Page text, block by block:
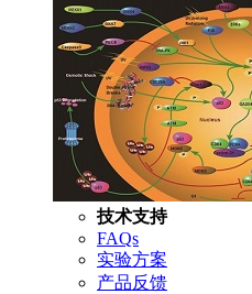
技术支持
FAQs
实验方案
产品反馈